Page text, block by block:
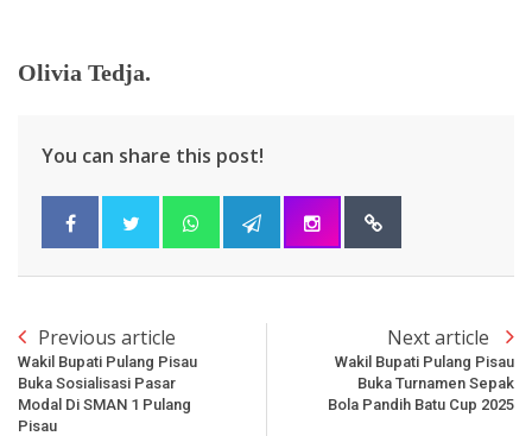
Olivia Tedja.
You can share this post!
Previous article
Wakil Bupati Pulang Pisau
Buka Sosialisasi Pasar
Modal Di SMAN 1 Pulang
Pisau
Next article
Wakil Bupati Pulang Pisau
Buka Turnamen Sepak
Bola Pandih Batu Cup 2025